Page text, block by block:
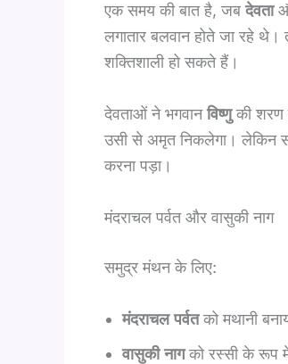
एक समय की बात है, जबदेवता
लगातार बलवान होते जा रहे
शक्तिशाली हो सकते हैं।
देवताओं ने भगवानविष्णुकी शरण
उसी से अमृत निकलेगा। लेकिन
करना पड़ा।
मंदराचल पर्वत और वासुकी नाग
समुद्र मंथन के लिए:
मंदराचल पर्वतको मथानी
वासुकी नागको रस्सी के रूप में